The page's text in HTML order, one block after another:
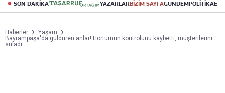
SON DAKİKA YAZARLARBİZİM SAYFAGÜNDEMPOLİTİKA
Haberler
Yaşam
Bayrampaşa'da güldüren anlar! Hortumun kontrolünü kaybetti, müşterilerini
suladı